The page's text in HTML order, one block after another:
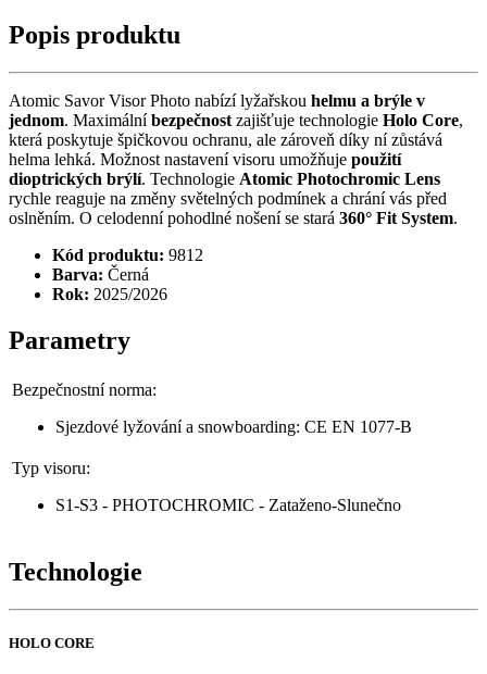
Popis produktu
Atomic Savor Visor Photo nabízí lyžařskou helmu a brýle v
jednom. Maximálníbezpečnost zajišťuje technologie Holo Core,
která poskytuje špičkovou ochranu, ale zároveň díky ní zůstává
helma lehká. Možnost nastavení visoru umožňuje použití
dioptrických brýlí. Technologie Atomic Photochromic Lens
rychle reaguje na změny světelných podmínek a chrání vás před
oslněním. O celodenní pohodlné nošení se stará 360° Fit System.
Kód produktu: 9812
Barva: Černá
Rok: 2025/2026
Parametry
Bezpečnostní norma:
Sjezdové lyžování a snowboarding: CE EN 1077-B
Typ visoru:
S1-S3 - PHOTOCHROMIC - Zataženo-Slunečno
Technologie
HOLO CORE